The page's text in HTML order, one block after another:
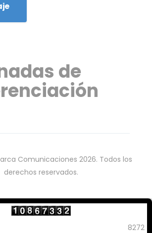
de
Comunicaciones 2026. Todos los
derechos reservados.
8272